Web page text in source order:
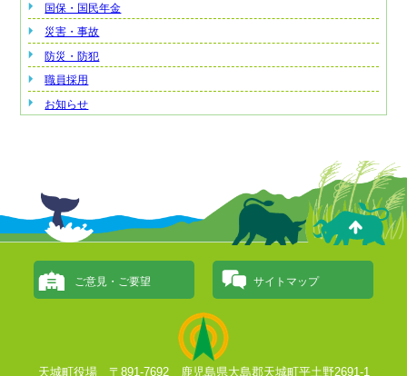
国保・国民年金
災害・事故
防災・防犯
職員採用
お知らせ
ご意見・ご要望 サイトマップ
天城町役場 〒891-7692 鹿児島県大島郡天城町平土野2691-1